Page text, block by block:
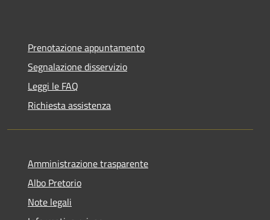
Prenotazione appuntamento
Segnalazione disservizio
Leggi le FAQ
Richiesta assistenza
Amministrazione trasparente
Albo Pretorio
Note legali